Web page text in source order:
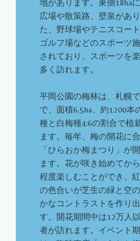
地があります。東側18ha
広場や散策路、壁泉があ
た、野球場やテニスコー
ゴルフ場などのスポーツ
されており、スポーツを
多く訪れます。
平岡公園の梅林は、札幌
で、面積6.5ha、約1200本
種と白梅種4:6の割合で植
ます。毎年、梅の開花に
「ひらおか梅まつり」が
ます。花が咲き始めてか
程度楽しむことができ、
の色合いが芝生の緑と空
かなコントラストを作り
す。開花期間中は12万人
者が訪れます。イベント